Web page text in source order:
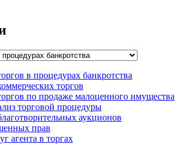
в процедурах банкротства
торгов
по продаже малоценного имущества
торговой процедуры
аукционов
прав
агента в торгах